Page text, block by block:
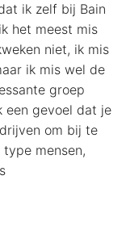
ik zelf bij Bain
het meest mis
niet, ik mis
ik mis wel de
groep
een gevoel dat je
om bij te
mensen,